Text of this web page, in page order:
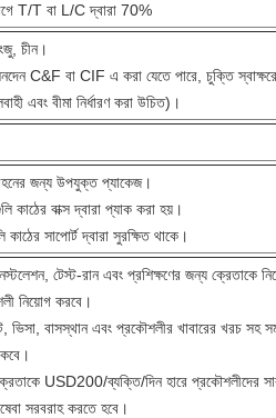
T/T বা L/C দ্বারা 70%
চীন।
C&F বা CIF এ করা যেতে পারে, চুক্তি
এবং বীমা নির্ধারণ করা উচিত)।
জন্য উপযুক্ত প্যাকেজ।
কাঠের বাক্স দ্বারা প্যাক করা হয়।
সাপোর্ট দ্বারা সুরক্ষিত থাকে।
টেস্ট-রান এবং প্রশিক্ষণের জন্য ক্রেতাকে
নিয়োগ করবে।
ভিসা, বাসস্থান এবং প্রকৌশলীর খাবারের খরচ সহ
USD200/ব্যক্তি/দিন হারে প্রকৌশলীদের
সরবরাহ করতে হবে।